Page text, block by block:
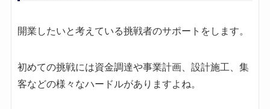
開業したいと考えている挑戦者のサポートをします。
初めての挑戦には資金調達や事業計画、設計施工、集
客などの様々なハードルがありますよね。